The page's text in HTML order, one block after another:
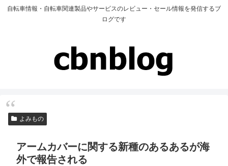
自転車情報・自転車関連製品やサービスのレビュー・セール情報を発信するブ
ログです
よみもの
アームカバーに関する新種のあるあるが海
外で報告される